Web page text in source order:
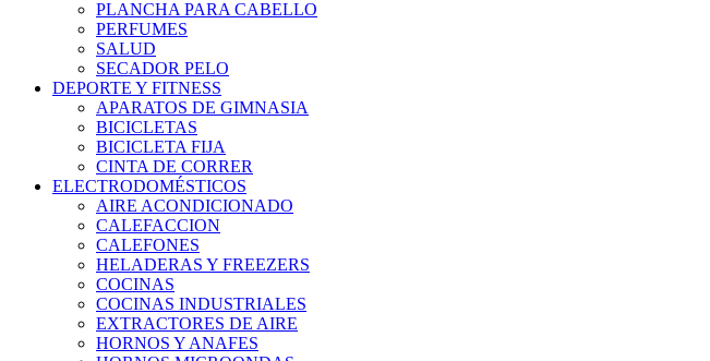
PLANCHA PARA CABELLO
PERFUMES
SALUD
SECADOR PELO
DEPORTE Y FITNESS
APARATOS DE GIMNASIA
BICICLETAS
BICICLETA FIJA
CINTA DE CORRER
ELECTRODOMÉSTICOS
AIRE ACONDICIONADO
CALEFACCION
CALEFONES
HELADERAS Y FREEZERS
COCINAS
COCINAS INDUSTRIALES
EXTRACTORES DE AIRE
HORNOS Y ANAFES